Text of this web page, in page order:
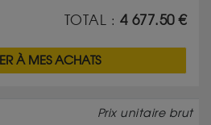
TOTAL : 4 677.50€
À MES ACHATS
Prix unitaire brut